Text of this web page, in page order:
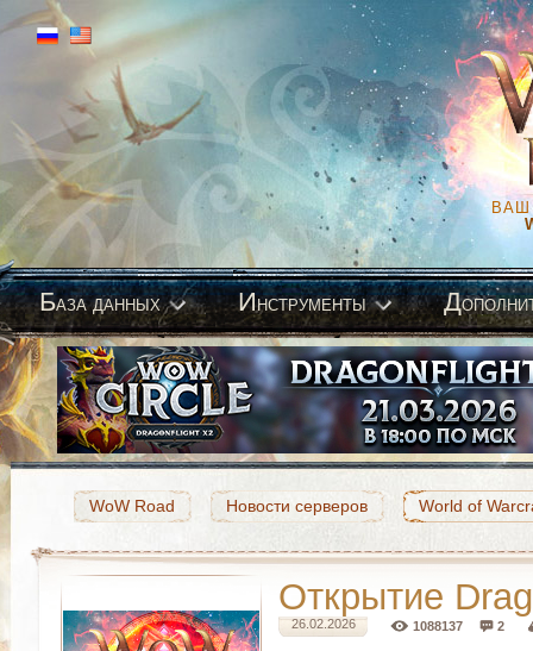
ВАШ
База данных Инструменты Д
WoW Road Новости серверов World of
Открытие
26.02.2026 1088137 2